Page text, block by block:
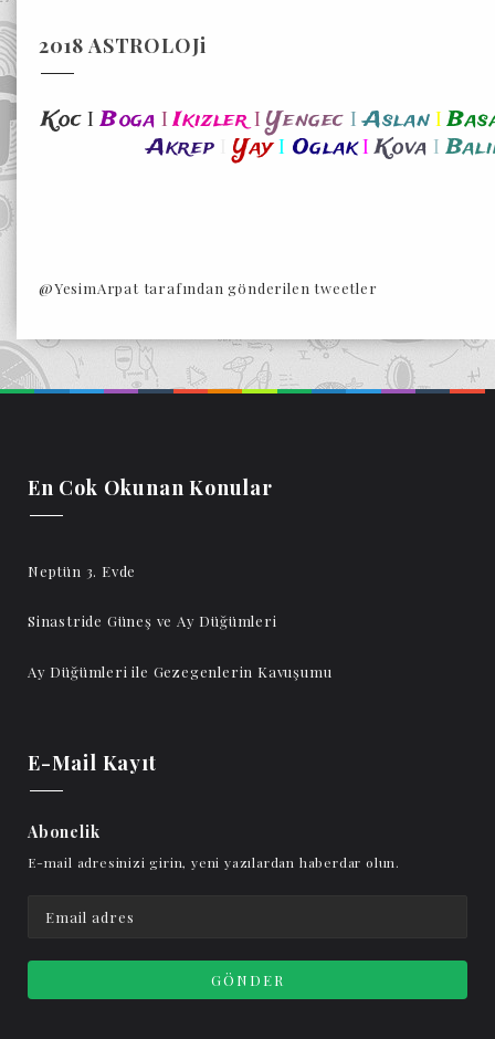
2018 ASTROLOJi
Koc I Boga I Ikizler I Yengec I Aslan I
Akrep
Yay I Oglak I Kova I
@YesimArpat tarafından gönderilen tweetler
En Cok Okunan Konular
Neptün 3. Evde
Sinastride Güneş ve Ay Düğümleri
Ay Düğümleri ile Gezegenlerin Kavuşumu
E-Mail Kayıt
Abonelik
E-mail adresinizi girin, yeni yazılardan haberdar olun.